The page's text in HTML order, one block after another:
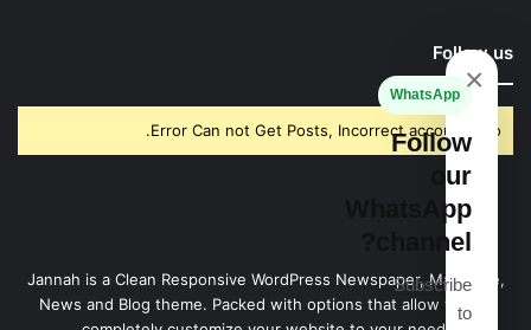
Follow us
Error Can not Get Posts, Incorrect account info.
Jannah is a Clean Responsive WordPress Newspaper, Magazine,
News and Blog theme. Packed with options that allow you to
×
WhatsApp
Follow
our
WhatsApp
channel?
Subscribe
to